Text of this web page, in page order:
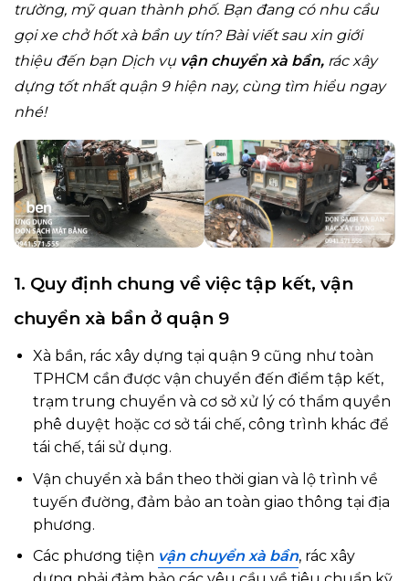
trường, mỹ quan thành phố. Bạn đang có nhu cầu
gọi xe chở hốt xà bần uy tín? Bài viết sau xin giới
thiệu đến bạn Dịch vụ vận chuyển xà bần, rác xây
dựng tốt nhất quận 9 hiện nay, cùng tìm hiểu ngay
nhé!
1. Quy định chung về việc tập kết, vận
chuyển xà bần ở quận 9
Xà bần, rác xây dựng tại quận 9 cũng như toàn
TPHCM cần được vận chuyển đến điểm tập kết,
trạm trung chuyển và cơ sở xử lý có thẩm quyền
phê duyệt hoặc cơ sở tái chế, công trình khác để
tái chế, tái sử dụng.
Vận chuyển xà bần theo thời gian và lộ trình về
tuyến đường, đảm bảo an toàn giao thông tại địa
phương.
Các phương tiện vận chuyển xà bần, rác xây